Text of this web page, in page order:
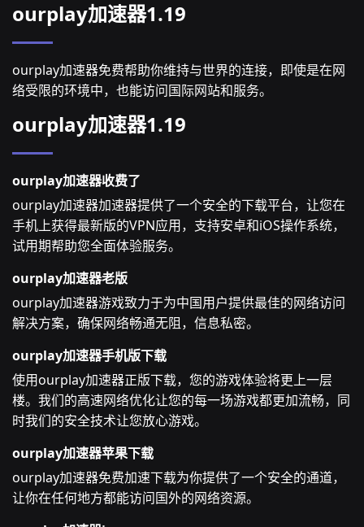
ourplay加速器1.19
ourplay加速器免费帮助你维持与世界的连接，即使是在网
络受限的环境中，也能访问国际网站和服务。
ourplay加速器1.19
ourplay加速器收费了
ourplay加速器加速器提供了一个安全的下载平台，让您在
手机上获得最新版的VPN应用，支持安卓和iOS操作系统，
试用期帮助您全面体验服务。
ourplay加速器老版
ourplay加速器游戏致力于为中国用户提供最佳的网络访问
解决方案，确保网络畅通无阻，信息私密。
ourplay加速器手机版下载
使用ourplay加速器正版下载，您的游戏体验将更上一层
楼。我们的高速网络优化让您的每一场游戏都更加流畅，同
时我们的安全技术让您放心游戏。
ourplay加速器苹果下载
ourplay加速器免费加速下载为你提供了一个安全的通道，
让你在任何地方都能访问国外的网络资源。